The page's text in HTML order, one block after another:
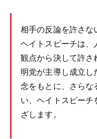
相手の反論を許さな
ヘイトスピーチは、
観点から決して許さ
明党が主導し成立
念をもとに、さらな
い、ヘイトスピー
ざします。